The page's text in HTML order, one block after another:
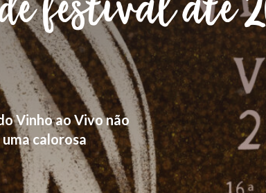
e património,
com a (sua) terra,
encontros.